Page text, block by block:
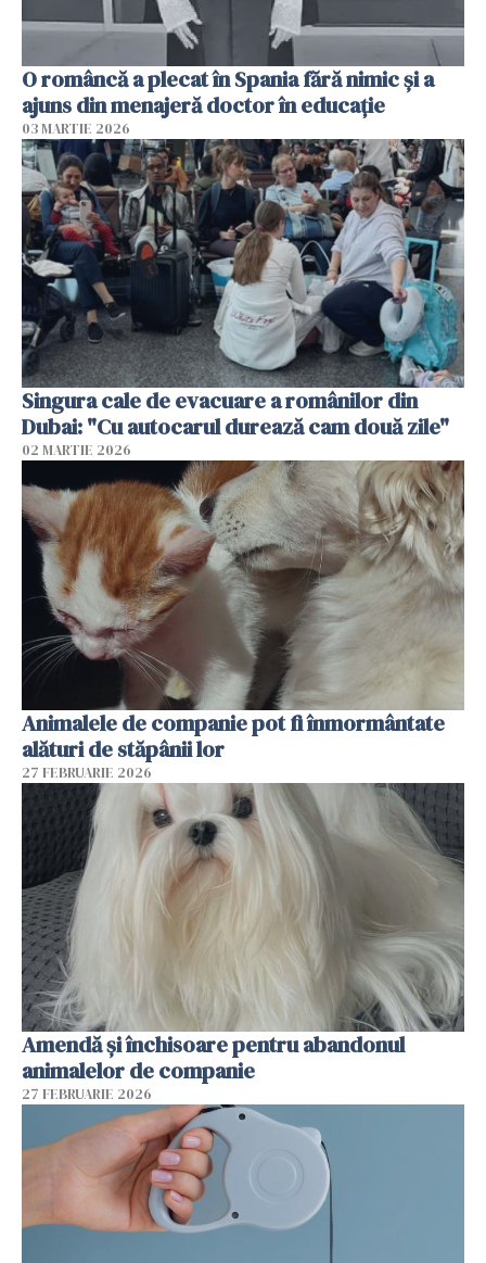
O româncă a plecat în Spania fără nimic și a
ajuns din menajeră doctor în educație
03 MARTIE 2026
Singura cale de evacuare a românilor din
Dubai: "Cu autocarul durează cam două zile"
02 MARTIE 2026
Animalele de companie pot fi înmormântate
alături de stăpânii lor
27 FEBRUARIE 2026
Amendă și închisoare pentru abandonul
animalelor de companie
27 FEBRUARIE 2026